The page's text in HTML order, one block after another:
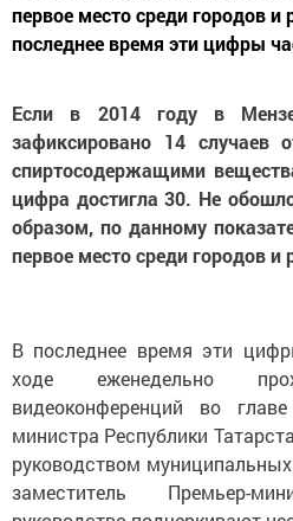
первое место среди городов и
последнее время эти цифры
Если в 2014 году в
зафиксировано 14 случаев
спиртосодержащими
цифра достигла 30. Не
образом, по данному
первое место среди городов и
В последнее время эти
ходе еженедельно
видеоконференций во
министра Республики
руководством
заместитель Премьер-